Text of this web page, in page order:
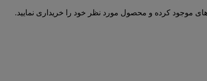
های موجود کرده و محصول مورد نظر خود را خریداری نمایید.